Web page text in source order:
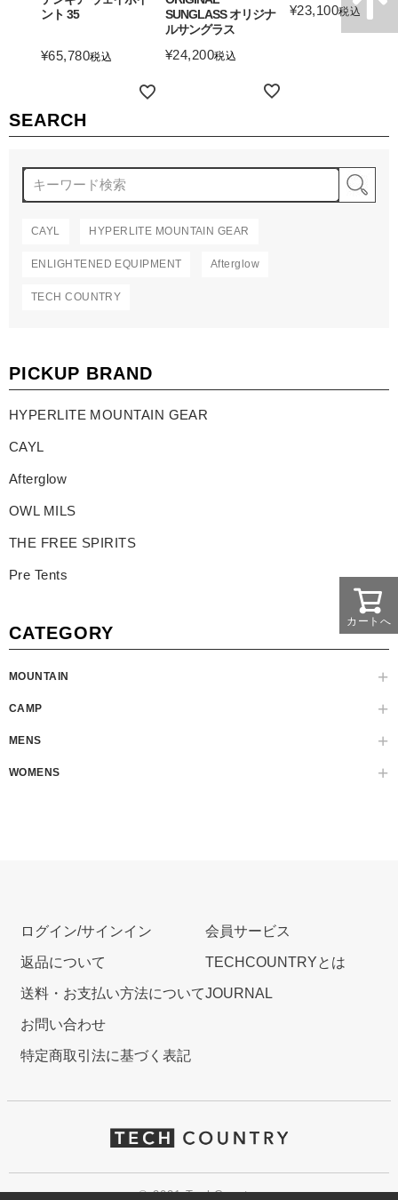
SEARCH
CAYL HYPERLITE MOUNTAIN GEAR
ENLIGHTENED EQUIPMENT Afterglow
TECH COUNTRY
PICKUP BRAND
HYPERLITE MOUNTAIN GEAR
CAYL
Afterglow
OWL MILS
THE FREE SPIRITS
Pre Tents
CATEGORY
MOUNTAIN
CAMP
MENS
WOMENS
ント 35
¥65,780税込
SUNGLASS オリジナ
ルサングラス
¥24,200税込
¥23,100税込
カートへ
ログイン/サインイン
返品について
送料・お支払い方法について
お問い合わせ
特定商取引法に基づく表記
会員サービス
TECHCOUNTRYとは
JOURNAL
© 2021 TechCountry